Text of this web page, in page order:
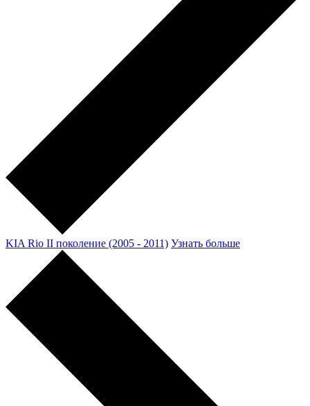
KIA Rio II поколение (2005 - 2011) Узнать больше